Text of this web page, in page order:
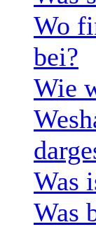
Wo
bei?
Wie
Was
Was